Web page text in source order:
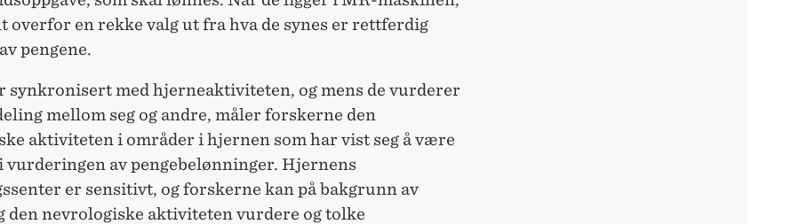
overfor en rekke valg ut fra hva de synes er rettferdig
pengene.
synkronisert med hjerneaktiviteten, og mens de vurderer
mellom seg og andre, måler forskerne den
aktiviteten i områder i hjernen som har vist seg å være
vurderingen av pengebelønninger. Hjernens
er sensitivt, og forskerne kan på bakgrunn av
den nevrologiske aktiviteten vurdere og tolke